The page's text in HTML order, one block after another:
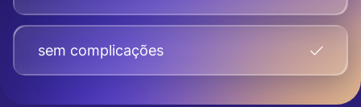
sem complicações